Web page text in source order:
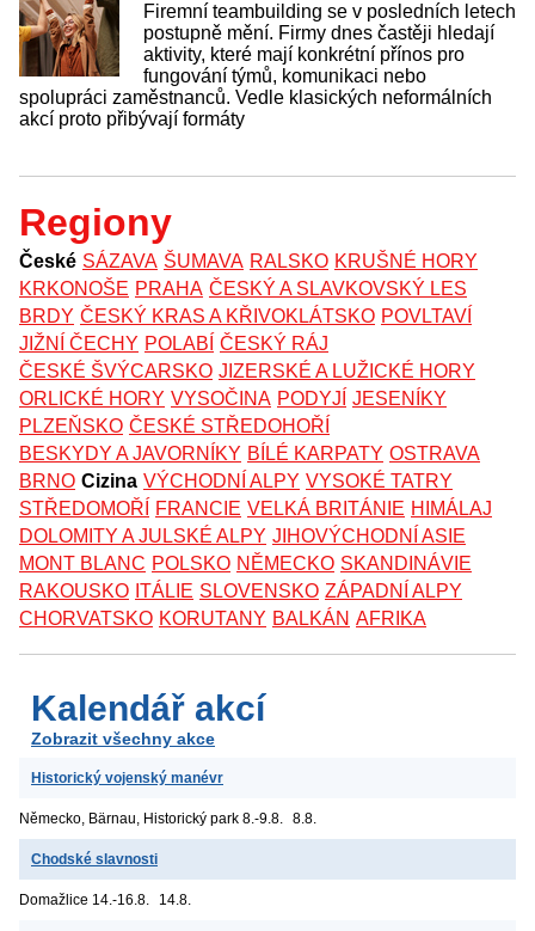
Firemní teambuilding se v posledních letech
postupně mění. Firmy dnes častěji hledají
aktivity, které mají konkrétní přínos pro
fungování týmů, komunikaci nebo
spolupráci zaměstnanců. Vedle klasických neformálních
akcí proto přibývají formáty
Regiony
České SÁZAVA ŠUMAVA RALSKO KRUŠNÉ HORY
KRKONOŠE PRAHA ČESKÝ A SLAVKOVSKÝ LES
BRDY ČESKÝ KRAS A KŘIVOKLÁTSKO POVLTAVÍ
JIŽNÍ ČECHY POLABÍ ČESKÝ RÁJ
ČESKÉ ŠVÝCARSKO JIZERSKÉ A LUŽICKÉ HORY
ORLICKÉ HORY VYSOČINA PODYJÍ JESENÍKY
PLZEŇSKO ČESKÉ STŘEDOHOŘÍ
BESKYDY A JAVORNÍKY BÍLÉ KARPATY OSTRAVA
BRNO Cizina VÝCHODNÍ ALPY VYSOKÉ TATRY
STŘEDOMOŘÍ
FRANCIE VELKÁ BRITÁNIE HIMÁLAJ
DOLOMITY A JULSKÉ ALPY JIHOVÝCHODNÍ ASIE
MONT BLANC POLSKO NĚMECKO SKANDINÁVIE
RAKOUSKO ITÁLIE SLOVENSKO ZÁPADNÍ ALPY
CHORVATSKO KORUTANY BALKÁN AFRIKA
Kalendář akcí
Zobrazit všechny akce
Historický vojenský manévr
Německo, Bärnau, Historický park 8.-9.8. 8.8.
Chodské slavnosti
Domažlice 14.-16.8. 14.8.